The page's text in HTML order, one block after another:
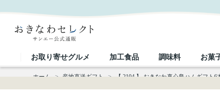
お取り寄せグルメ 加工食品 調味料 お菓
ホーム > 産地直送ギフト > 【 2104 】 おきなわ真心島ハムギフ